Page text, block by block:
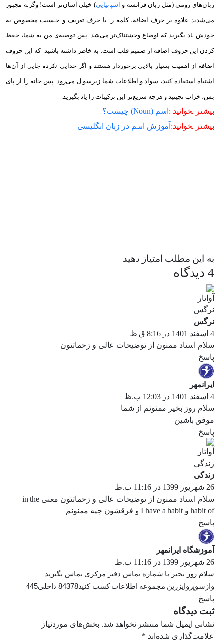
زبان‌های رومی (مثل زبان فرانسه و اسپانیایی) خیلی آسان‌تر است! وگرنه مجبور
می‌شدید علاوه بر حرف اضافه، کلمه را با حرف تعریف و جنسیت مخصوص به
خودش یاد بگیرید که اوضاع وحشتناک‌تر می‌شد. پس توصیه‌ی من به شما، حفظ
کردن این حروف اضافه از صمیم قلب است. به خاطر داشته باشید که این حروف
اضافه از اهمیت بسیار بالایی برخوردار هستند و اگر خدایی نکرده جایی از آن‌‌ها
اشتباه استفاده کنید، سواد و اطلاعات شما زیرسوال می‌رود. پس خانه را از پای
بس، خراب نچینید و هرچه سریع‌تر این ترکیبات را یاد بگیرید.
بیشتر بخوانید : اسم (Noun) چیست؟
بیشتر بخوانید: آموزش اسم در زبان انگلیسی
به این مطلب امتیاز دهید
4 دیدگاه
نرگس
4 اسفند 1401 در 8:16 ق.ظ
سلام استاد ممنون از توضیحات عالی و زحماتتون
پاسخ
ایرانمهر
4 اسفند 1401 در 12:03 ب.ظ
سلام روز بخیر ممنونم از شما
موفق باشین
پاسخ
زندگی
26 شهریور 1399 در 11:16 ب.ظ
سلام استاد ممنون از توضیحات عالی و زحماتتون معنی in the
habit of و I have a habit و فرقشون چیه ممنونم
پاسخ
آموزشگاه ایرانمهر
26 شهریور 1399 در 11:16 ب.ظ
سلام روز بخیر با شماره تماس دفتر مرکزی تماس بگیرید
وازسوپروایزرین مجموعه اطلاعات کسب کنید84378 داخلی445
پاسخ
ثبت دیدگاه
نشانی ایمیل شما منتشر نخواهد شد. بخش‌های موردنیاز
علامت‌گذاری شده‌اند *